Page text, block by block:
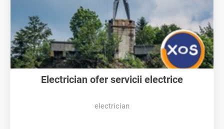
Electrician ofer servicii electrice
electrician